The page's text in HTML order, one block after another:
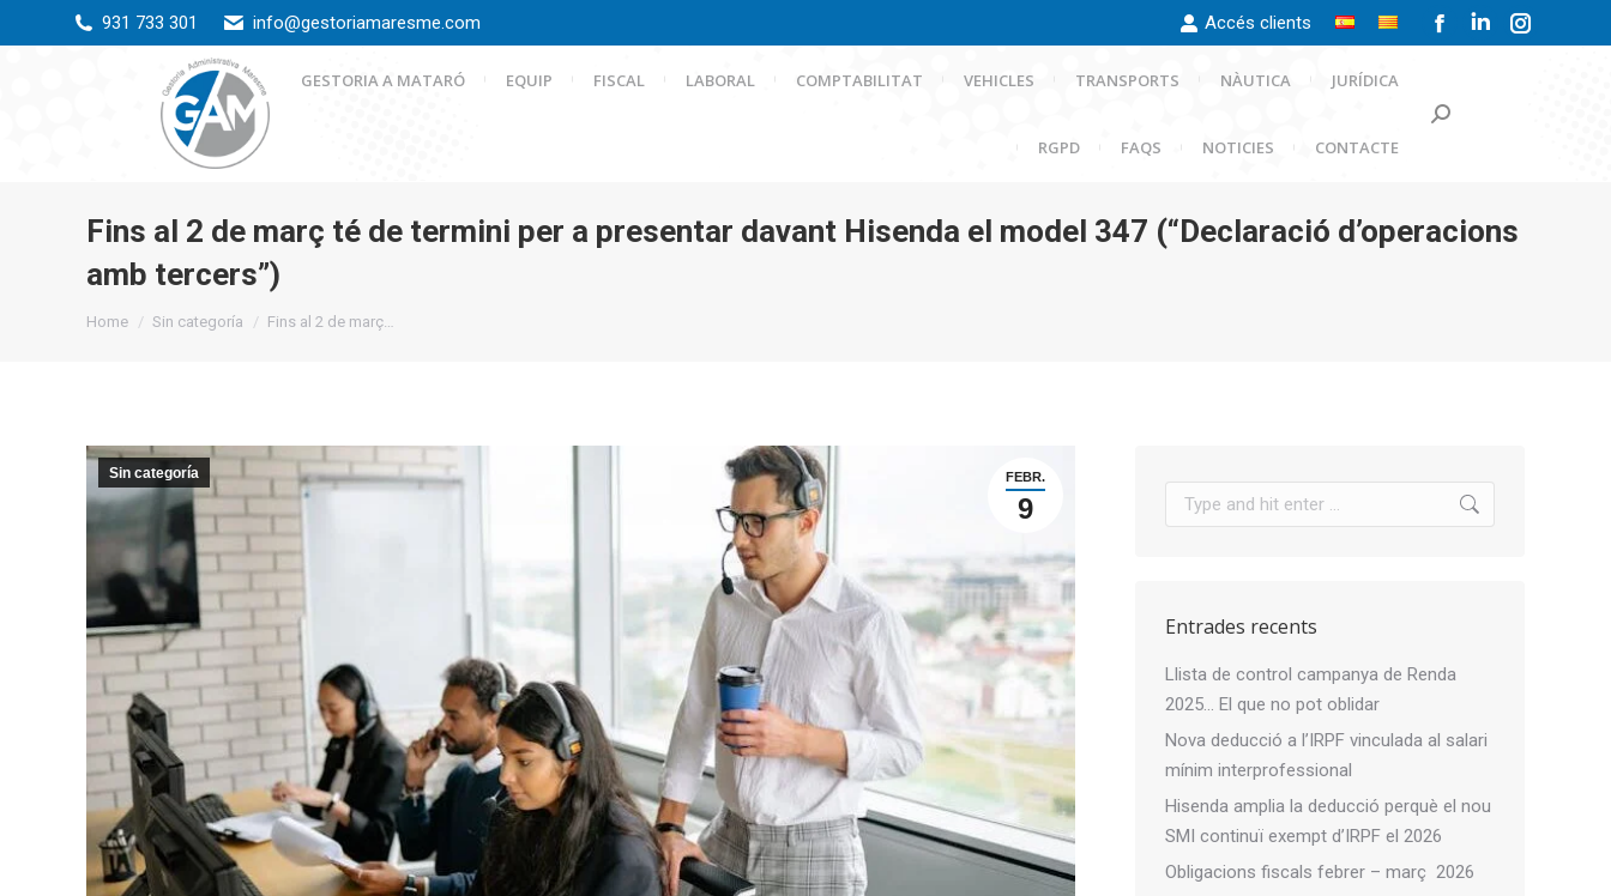
931 733 301 info@gestoriamaresme.com Accés clients
Facebook
opens
window
Linkedin
GESTORIA A MATARÓ EQUIP FISCAL LABORAL COMPTABILITAT VEHICLES TRANSPORTS NÀUTICA JURÍDICA
RGPD FAQS NOTICIES CONTACTE
Search:
Fins al 2 de març té de termini per a presentar davant Hisenda el model 347 (“Declaració d’operacions
amb tercers”)
You are here:
Home Sin categoría Fins al 2 de març…
FEBR.
9
Sin categoría
Search:
Entrades recents
Llista de control campanya de Renda
2025… El que no pot oblidar
Nova deducció a l’IRPF vinculada al salari
mínim interprofessional
Hisenda amplia la deducció perquè el nou
SMI continuï exempt d’IRPF el 2026
Obligacions fiscals febrer – març 2026